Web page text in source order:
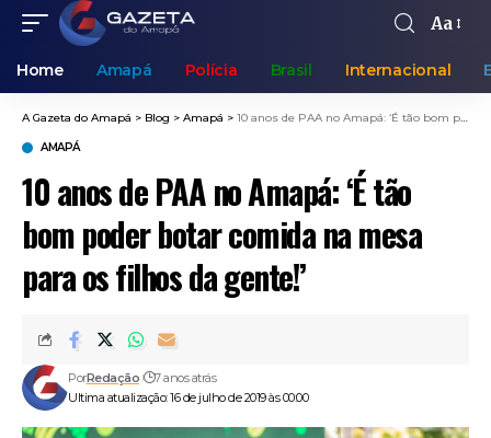
Aa
Home Amapá Polícia Brasil Internacional
A Gazeta do Amapá > Blog > Amapá > 10 anos de PAA no Amapá: ‘É tão bom poder botar comida na mesa para os filhos da gente!’
AMAPÁ
10 anos de PAA no Amapá: ‘É tão
bom poder botar comida na mesa
para os filhos da gente!’
Ultima atualização: 16 de julho de 2019 às 00:00
PorRedação 7 anos atrás